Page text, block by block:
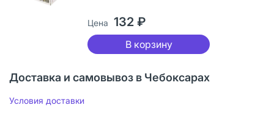
Цена 132 ₽
В корзину
Доставка и самовывоз в Чебоксарах
Условия доставки